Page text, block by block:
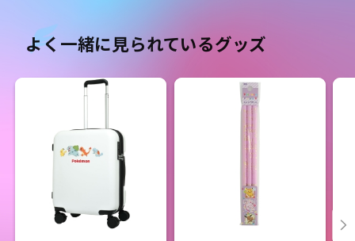
よく一緒に見られているグッズ